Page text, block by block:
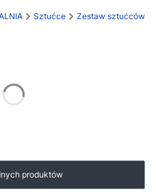
Sztućce Zestaw sztućców
produktów